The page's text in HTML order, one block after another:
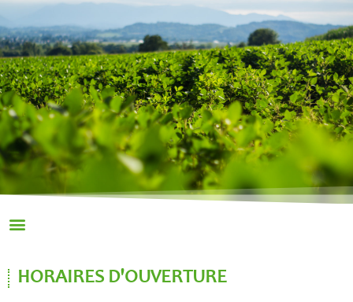
HORAIRES D'OUVERTURE